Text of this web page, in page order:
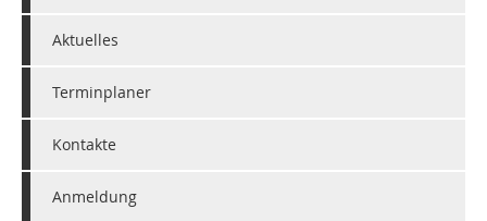
Aktuelles
Terminplaner
Kontakte
Anmeldung